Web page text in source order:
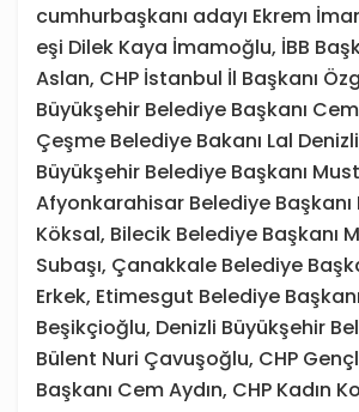
cumhurbaşkanı adayı Ekrem
eşi Dilek Kaya İmamoğlu, İBB
Aslan, CHP İstanbul İl Başkanı
Büyükşehir Belediye Başkanı
Çeşme Belediye Bakanı Lal
Büyükşehir Belediye Başkanı
Afyonkarahisar Belediye Başkanı
Köksal, Bilecik Belediye Başkanı
Subaşı, Çanakkale Belediye
Erkek, Etimesgut Belediye
Beşikçioğlu, Denizli Büyükşehir
Bülent Nuri Çavuşoğlu, CHP
Başkanı Cem Aydın, CHP Kadın